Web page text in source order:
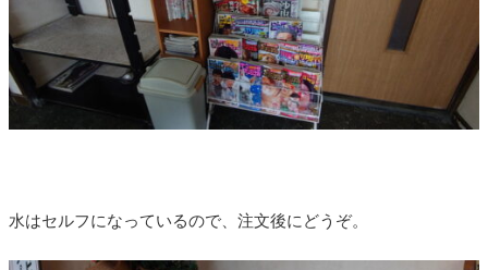
水はセルフになっているので、注文後にどうぞ。